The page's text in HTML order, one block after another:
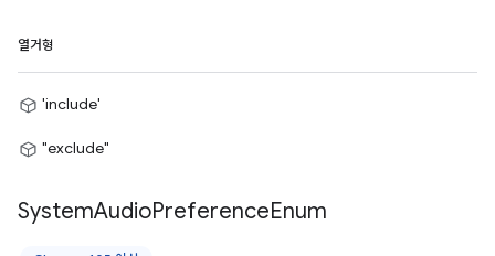
열거형
'include'
"exclude"
SystemAudioPreferenceEnum